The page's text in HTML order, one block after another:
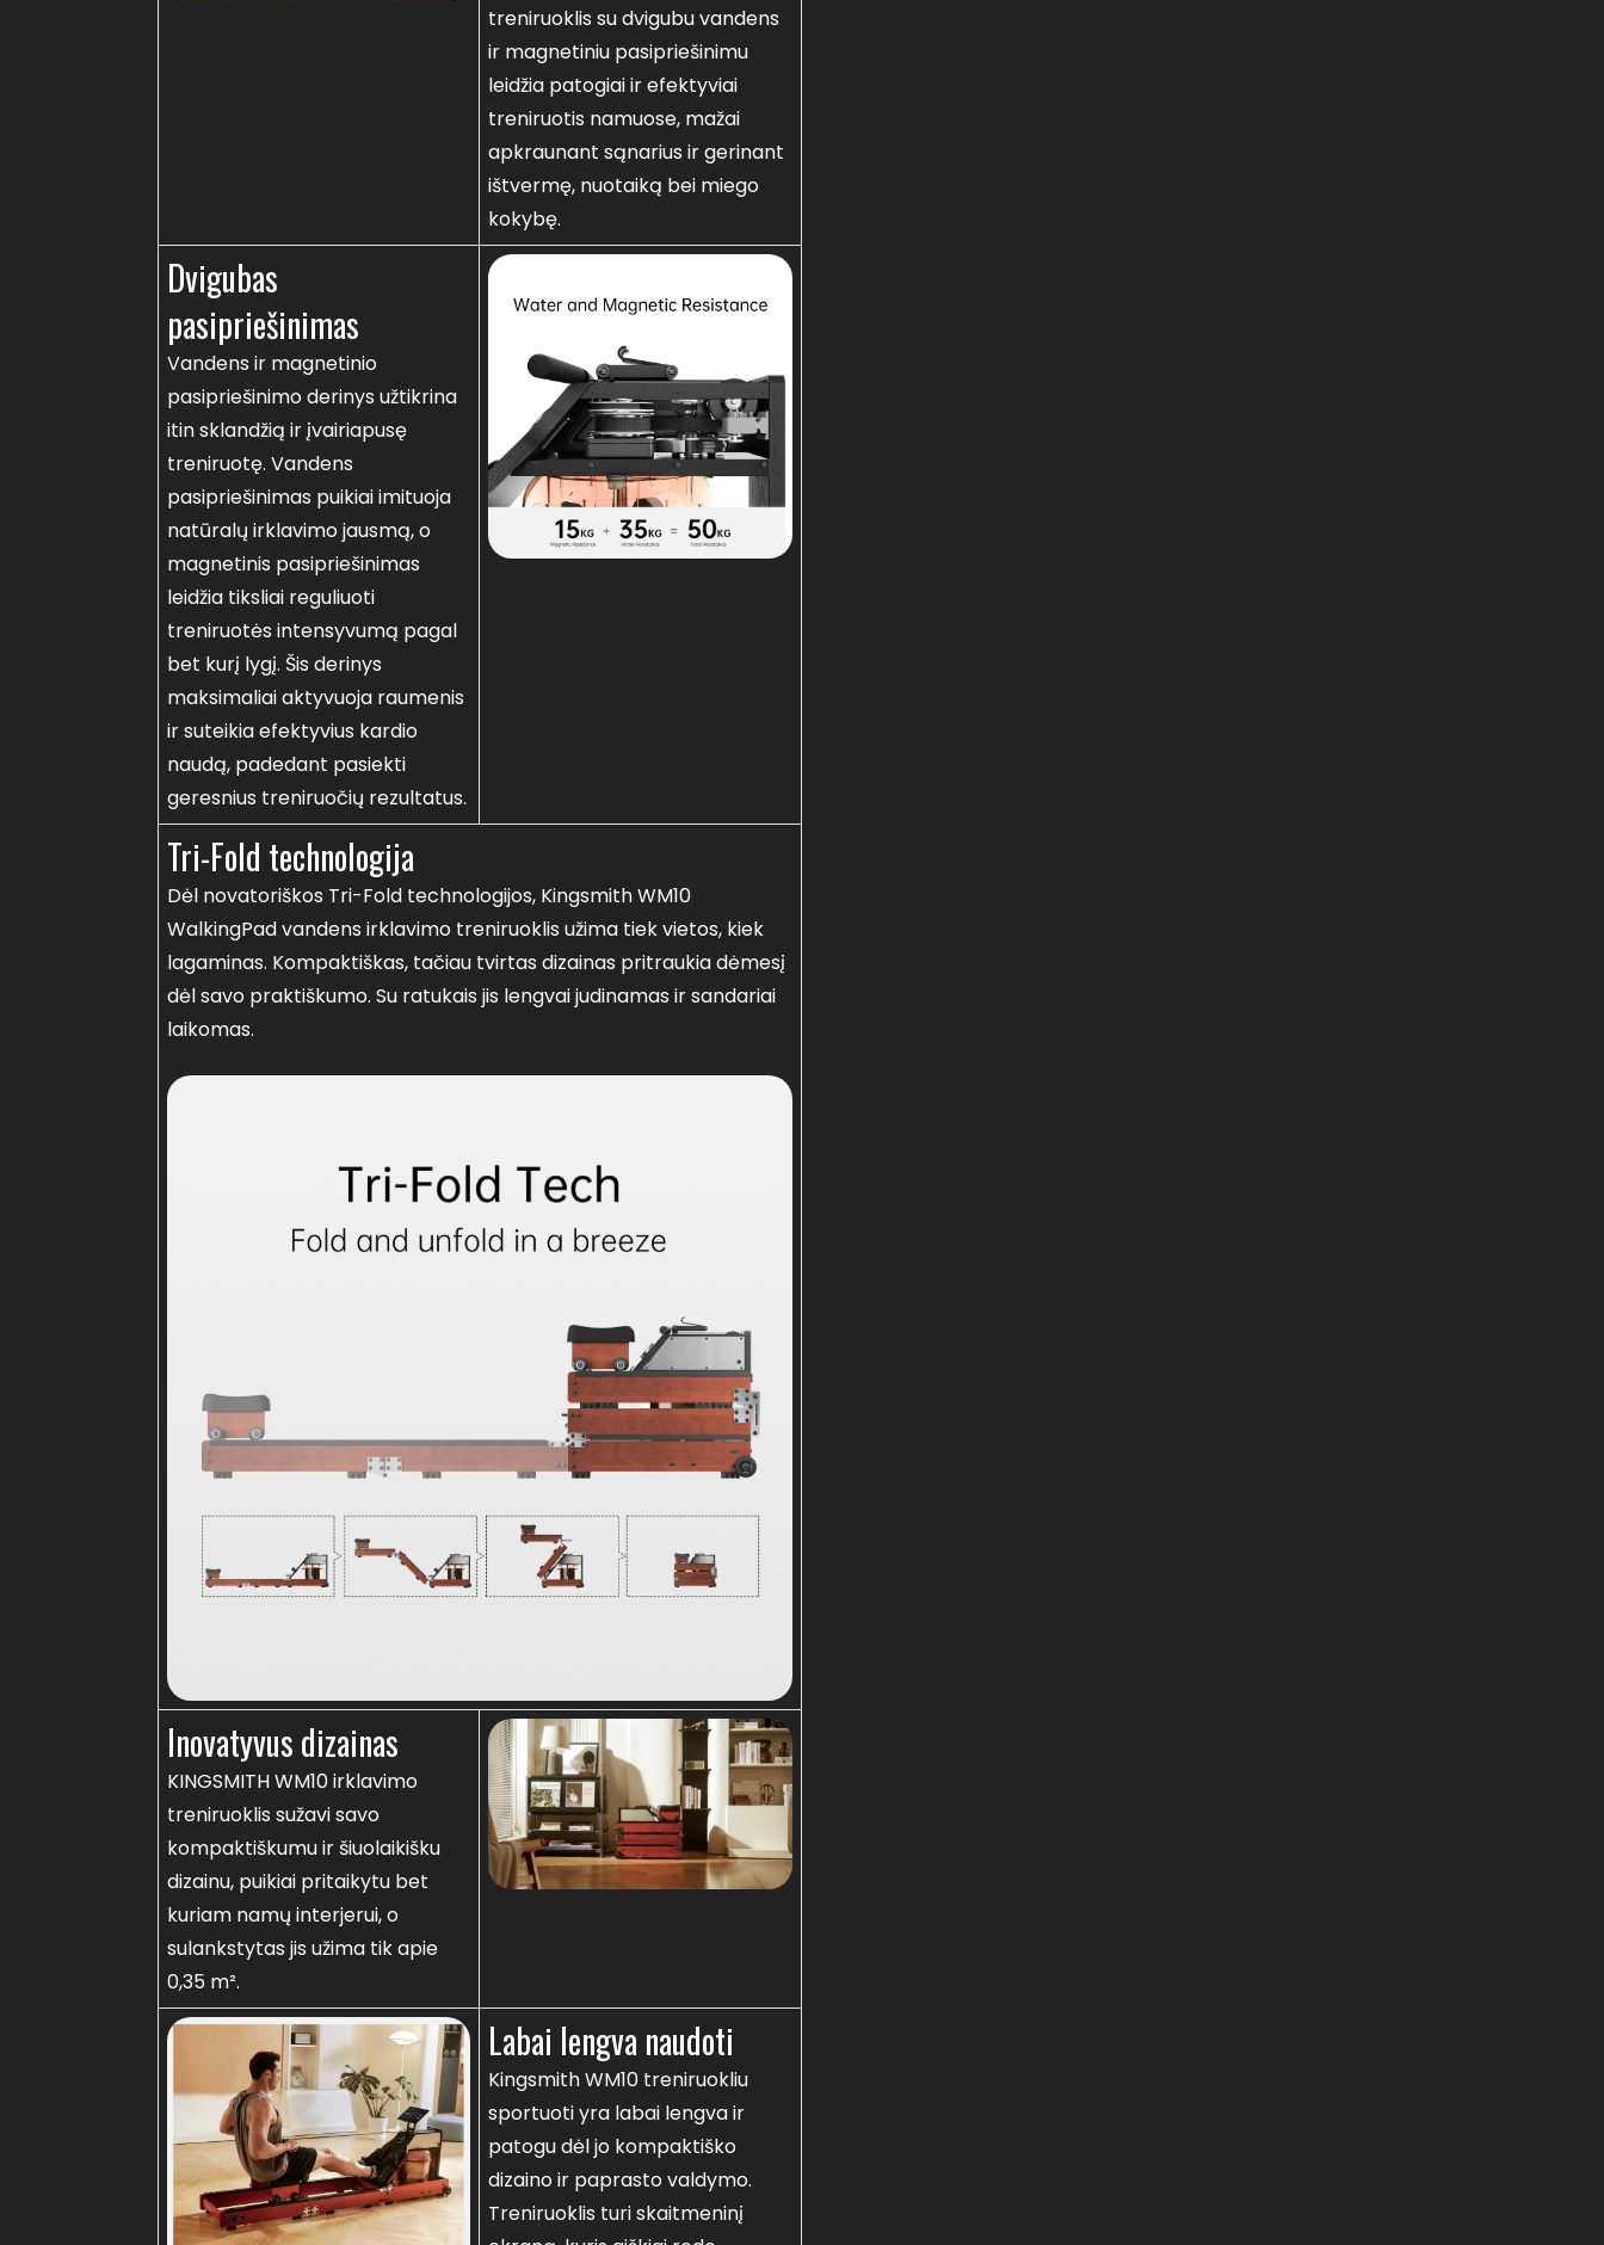
treniruoklis su dvigubu vandens
ir magnetiniu pasipriešinimu
leidžia patogiai ir efektyviai
treniruotis namuose, mažai
apkraunant sąnarius ir gerinant
ištvermę, nuotaiką bei miego
kokybę.
Dvigubas
pasipriešinimas
Vandens ir magnetinio
pasipriešinimo derinys užtikrina
itin sklandžią ir įvairiapusę
treniruotę. Vandens
pasipriešinimas puikiai imituoja
natūralų irklavimo jausmą, o
magnetinis pasipriešinimas
leidžia tiksliai reguliuoti
treniruotės intensyvumą pagal
bet kurį lygį. Šis derinys
maksimaliai aktyvuoja raumenis
ir suteikia efektyvius kardio
naudą, padedant pasiekti
geresnius treniruočių rezultatus.
Tri-Fold technologija
Dėl novatoriškos Tri-Fold technologijos, Kingsmith WM10
WalkingPad vandens irklavimo treniruoklis užima tiek vietos, kiek
lagaminas. Kompaktiškas, tačiau tvirtas dizainas pritraukia dėmesį
dėl savo praktiškumo. Su ratukais jis lengvai judinamas ir sandariai
laikomas.
Inovatyvus dizainas
KINGSMITH WM10 irklavimo
treniruoklis sužavi savo
kompaktiškumu ir šiuolaikišku
dizainu, puikiai pritaikytu bet
kuriam namų interjerui, o
sulankstytas jis užima tik apie
0,35 m².
Labai lengva naudoti
Kingsmith WM10 treniruokliu
sportuoti yra labai lengva ir
patogu dėl jo kompaktiško
dizaino ir paprasto valdymo.
Treniruoklis turi skaitmeninį